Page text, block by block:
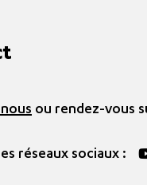
ou rendez-vous
réseaux sociaux :